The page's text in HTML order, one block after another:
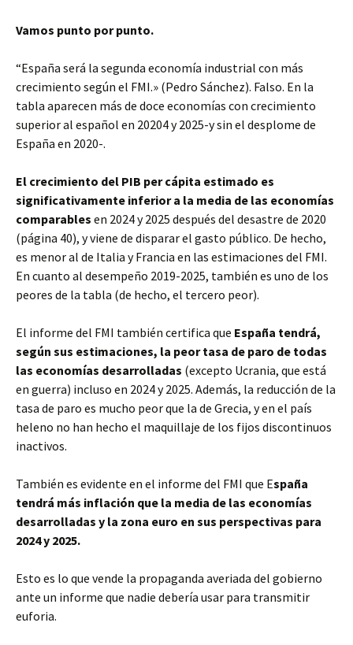
Vamos punto por punto.
“España será la segunda economía industrial con más
crecimiento según el FMI.» (Pedro Sánchez). Falso. En la
tabla aparecen más de doce economías con crecimiento
superior al español en 20204 y 2025-y sin el desplome de
España en 2020-.
El crecimiento del PIB per cápita estimado es
significativamente inferior a la media de las economías
comparables en 2024 y 2025 después del desastre de 2020
(página 40), y viene de disparar el gasto público. De hecho,
es menor al de Italia y Francia en las estimaciones del FMI.
En cuanto al desempeño 2019-2025, también es uno de los
peores de la tabla (de hecho, el tercero peor).
El informe del FMI también certifica que España tendrá,
según sus estimaciones, la peor tasa de paro de todas
las economías desarrolladas (excepto Ucrania, que está
en guerra) incluso en 2024 y 2025. Además, la reducción de la
tasa de paro es mucho peor que la de Grecia, y en el país
heleno no han hecho el maquillaje de los fijos discontinuos
inactivos.
También es evidente en el informe del FMI que España
tendrá más inflación que la media de las economías
desarrolladas y la zona euro en sus perspectivas para
2024 y 2025.
Esto es lo que vende la propaganda averiada del gobierno
ante un informe que nadie debería usar para transmitir
euforia.